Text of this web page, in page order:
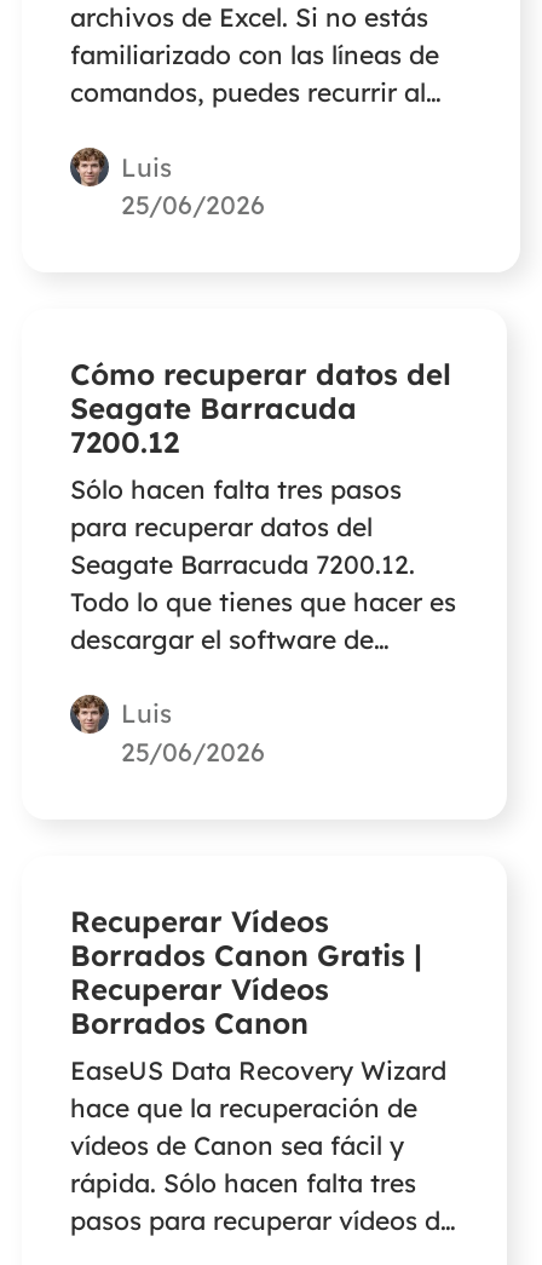
archivos de Excel. Si no estás
familiarizado con las líneas de
comandos, puedes recurrir al
de EaseUS. Esta herramienta
puede recuperar y reparar
Luis
25/06/2026
Cómo recuperar datos del
Seagate Barracuda
7200.12
Sólo hacen falta tres pasos
para recuperar datos del
Seagate Barracuda 7200.12.
Todo lo que tienes que hacer es
descargar el software de
EaseUS, hacer clic en el botón
Escanear, seleccionar los
Data Recovery Wizard es el
software de recuperación de
discos duros más eficaz que
puede restaurar fotos,
electrónicos y mucho más
desde cualquier dispositivo.
Luis
25/06/2026
Recuperar Vídeos
Borrados Canon Gratis |
Recuperar Vídeos
Borrados Canon
EaseUS Data Recovery Wizard
hace que la recuperación de
vídeos de Canon sea fácil y
rápida. Sólo hacen falta tres
pasos para recuperar vídeos de